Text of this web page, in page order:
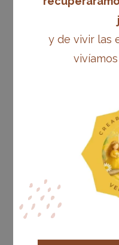
OCT 2025
y de vivir las